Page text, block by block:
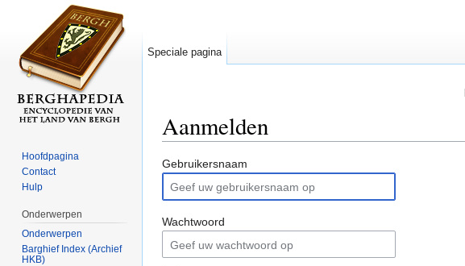
Aanmelden
Gebruikersnaam
Wachtwoord
Speciale pagina
Hoofdpagina
Contact
Hulp
Onderwerpen
Onderwerpen
Barghief Index (Archief
HKB)